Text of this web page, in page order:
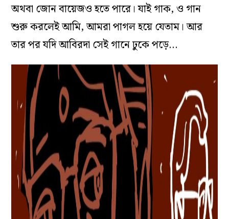
অথবা জোন বায়েজও হতে পারে। যাই গাক, ও গান
শুরু করলেই আমি, আমরা পাগল হয়ে যেতাম। আর
তার পর যদি আবিরদা সেই গানে ঢুকে পড়ে…